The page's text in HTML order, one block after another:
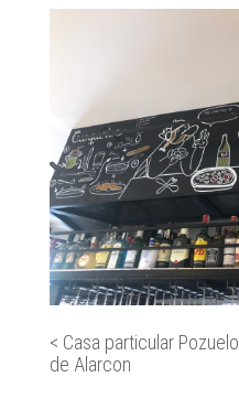
< Casa particular Pozuelo
de Alarcon